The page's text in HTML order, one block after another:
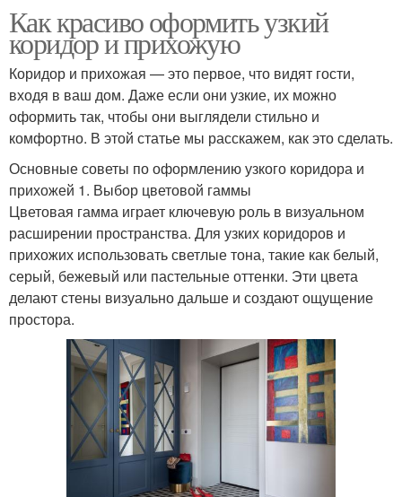
Как красиво оформить узкий
коридор и прихожую
Коридор и прихожая — это первое, что видят гости,
входя в ваш дом. Даже если они узкие, их можно
оформить так, чтобы они выглядели стильно и
комфортно. В этой статье мы расскажем, как это сделать.
Основные советы по оформлению узкого коридора и
прихожей 1. Выбор цветовой гаммы
Цветовая гамма играет ключевую роль в визуальном
расширении пространства. Для узких коридоров и
прихожих использовать светлые тона, такие как белый,
серый, бежевый или пастельные оттенки. Эти цвета
делают стены визуально дальше и создают ощущение
простора.